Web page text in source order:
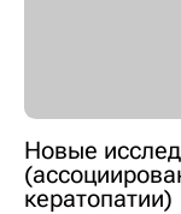
Новые
кератопатии)